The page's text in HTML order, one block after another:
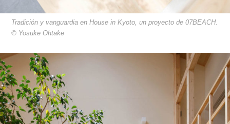
Tradición y vanguardia en House in Kyoto, un proyecto de 07BEACH.
© Yosuke Ohtake